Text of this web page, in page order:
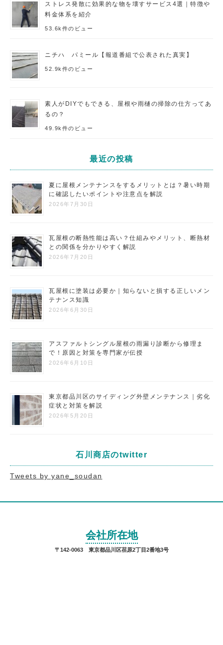
ストレス発散に効果的な物を壊すサービス4選｜特徴や
料金体系を紹介
53.6k件のビュー
ニチハ パミール【報道番組で公表された真実】
52.9k件のビュー
素人がDIYでもできる、屋根や雨樋の掃除の仕方ってあ
るの？
49.9k件のビュー
最近の投稿
夏に屋根メンテナンスをするメリットとは？暑い時期
に確認したいポイントや注意点を解説
2026年7月30日
瓦屋根の断熱性能は高い？仕組みやメリット、断熱材
との関係を分かりやすく解説
2026年7月20日
瓦屋根に塗装は必要か｜知らないと損する正しいメン
テナンス知識
2026年6月30日
アスファルトシングル屋根の雨漏り診断から修理ま
で！原因と対策を専門家が伝授
2026年6月10日
東京都品川区のサイディング外壁メンテナンス｜劣化
症状と対策を解説
2026年5月20日
石川商店のtwitter
Tweets by yane_soudan
会社所在地
〒142-0063 東京都品川区荏原2丁目2番地3号